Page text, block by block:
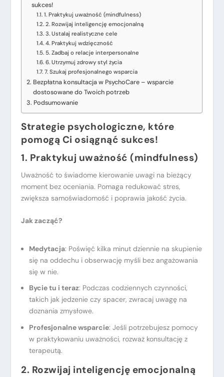
sukces!
1. Praktykuj uważność (mindfulness)
2. Rozwijaj inteligencję emocjonalną
3. Ustalaj realistyczne cele
4. Praktykuj wdzięczność
5. Zadbaj o relacje interpersonalne
6. Utrzymuj zdrowy styl życia
7. Szukaj profesjonalnego wsparcia
Bezpłatna konsultacja w PsychoCare – wsparcie
dostosowane do Twoich potrzeb
Podsumowanie
Strategie psychologiczne, które
pomogą Ci osiągnąć sukces!
1. Praktykuj uważność (mindfulness)
Uważność to świadome kierowanie uwagi na bieżący
moment bez oceniania. Pomaga redukować stres,
zwiększa samoświadomość i poprawia jakość życia.
Jak zacząć?
Medytacja: Poświęć kilka minut dziennie na skupienie
się na oddechu i obserwację myśli bez angażowania
się w nie.
Bycie tu i teraz: Podczas codziennych czynności,
takich jak jedzenie czy spacer, zwracaj uwagę na
doznania zmysłowe.
Profesjonalne wsparcie: Jeśli potrzebujesz pomocy
w praktykowaniu uważności, rozważ konsultację z
terapeutą.
2. Rozwijaj inteligencję emocjonalną